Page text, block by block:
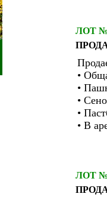
ЛОТ
•
•
•
•
• В
ЛОТ